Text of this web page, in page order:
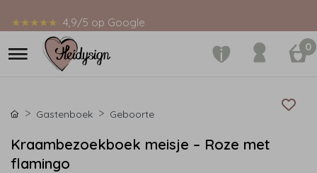
★★★★★ 4,9/5 op Google
0
Gastenboek Geboorte
Kraambezoekboek meisje – Roze met
flamingo